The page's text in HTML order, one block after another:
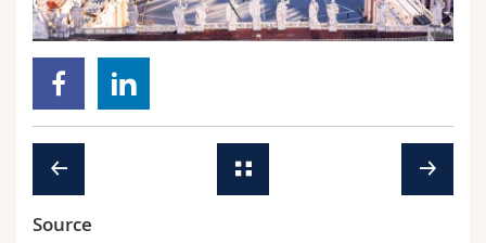
Sciences et médecine
Interfacultaire
Collaborateurs
Doctorants
Webmail
Programme des cours
MyUnifr
Source